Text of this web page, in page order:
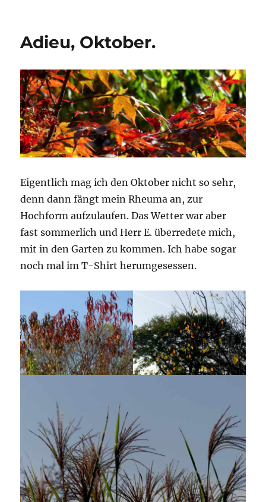
Adieu, Oktober.
Eigentlich mag ich den Oktober nicht so sehr,
denn dann fängt mein Rheuma an, zur
Hochform aufzulaufen. Das Wetter war aber
fast sommerlich und Herr E. überredete mich,
mit in den Garten zu kommen. Ich habe sogar
noch mal im T-Shirt herumgesessen.